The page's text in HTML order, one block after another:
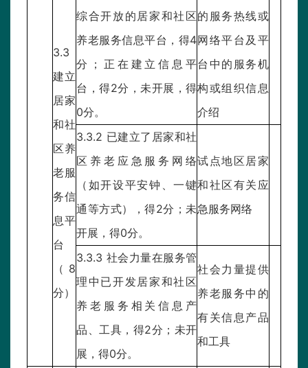
3.3
建立
居家
和社
区养
老服
务信
息平
台
（8
分）
综合开放的居家和社区
养老服务信息平台，得4
分；正在建立信息平
台，得2分，未开展，得
0分。
的服务热线或
网络平台及平
台中的服务机
构或组织信息
介绍
3.3.2 已建立了居家和社
区养老应急服务网络
（如开设平安钟、一键
通等方式），得2分；未
开展，得0分。
试点地区居家
和社区有关应
急服务网络
3.3.3 社会力量在服务管
理中已开发居家和社区
养老服务相关信息产
品、工具，得2分；未开
展，得0分。
社会力量提供
养老服务中的
有关信息产品
和工具